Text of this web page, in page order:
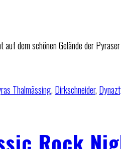
dem schönen Gelände der
Thalmässing, Dirkschneider,
Rock